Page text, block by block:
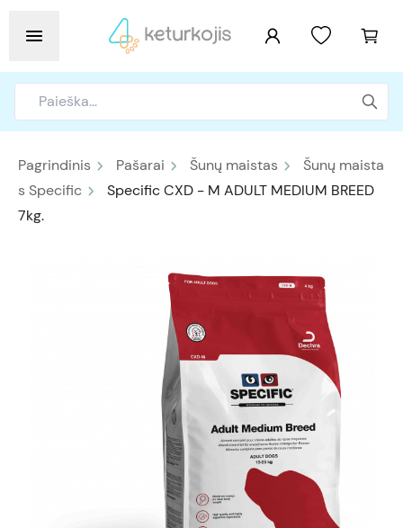
Pagrindinis Pašarai Šunų maistas
Šunų maista
s Specific
Specific CXD - M ADULT MEDIUM BREED
7kg.